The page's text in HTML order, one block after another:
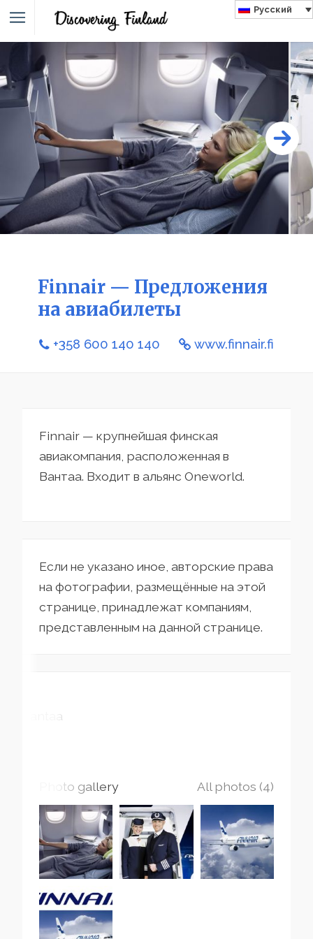
Русский
Finnair — Предложения
на авиабилеты
+358 600 140 140 www.finnair.fi
Finnair — крупнейшая финская
авиакомпания, расположенная в
Вантаа. Входит в альянс Oneworld.
Если не указано иное, авторские права
на фотографии, размещённые на этой
странице, принадлежат компаниям,
представленным на данной странице.
Vantaa
Photo gallery All photos (4)